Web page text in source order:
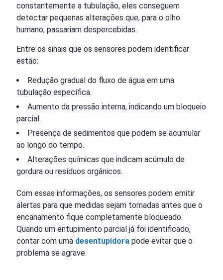
constantemente a tubulação, eles conseguem
detectar pequenas alterações que, para o olho
humano, passariam despercebidas.
Entre os sinais que os sensores podem identificar
estão:
Redução gradual do fluxo de água em uma
tubulação específica.
Aumento da pressão interna, indicando um bloqueio
parcial.
Presença de sedimentos que podem se acumular
ao longo do tempo.
Alterações químicas que indicam acúmulo de
gordura ou resíduos orgânicos.
Com essas informações, os sensores podem emitir
alertas para que medidas sejam tomadas antes que o
encanamento fique completamente bloqueado.
Quando um entupimento parcial já foi identificado,
contar com uma desentupidora pode evitar que o
problema se agrave.